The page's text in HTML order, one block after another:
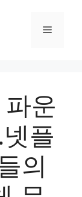
Menu
운
플
의